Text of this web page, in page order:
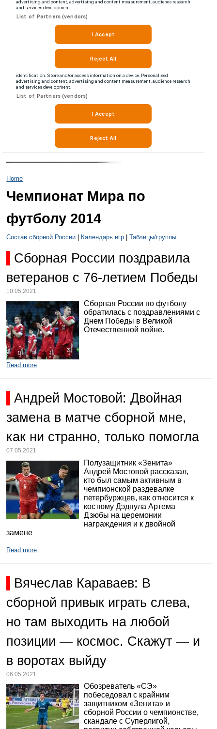
Home
Чемпионат Мира по
футболу 2014
Состав сборной России Календарь игр |Таблицы/группы
Сборная России поздравила
ветеранов с 76-летием Победы
10.05.2021
Сборная России по футболу
обратилась с поздравлениями с
Днем Победы в Великой
Отечественной войне.
Read more
Андрей Мостовой: Двойная
замена в матче сборной мне,
как ни странно, только помогла
07.05.2021
Полузащитник «Зенита»
Андрей Мостовой рассказал,
кто был самым активным в
чемпионской раздевалке
петербуржцев, как относится к
костюму Дэдпула Артема
Дзюбы на церемонии
награждения и к двойной
замене
Read more
Вячеслав Караваев: В
сборной привык играть слева,
но там выходить на любой
позиции — космос. Скажут — и
в воротах выйду
06.05.2021
Обозреватель «СЭ»
побеседовал с крайним
защитником «Зенита» и
сборной России о чемпионстве,
скандале с Суперлигой,